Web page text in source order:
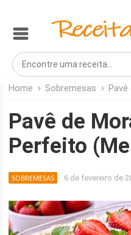
Home Sobremesas Pavê
Pavê de
Perfeito
SOBREMESAS 6 de fevereiro de